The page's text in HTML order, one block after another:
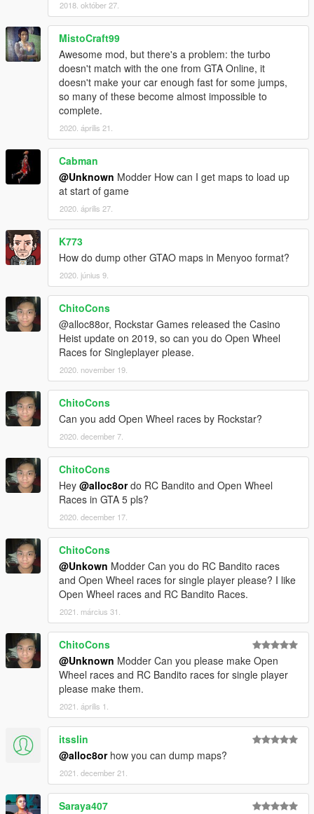
2018. október 27.
MistoCraft99
Awesome mod, but there's a problem: the turbo
doesn't match with the one from GTA Online, it
doesn't make your car enough fast for some jumps,
so many of these become almost impossible to
complete.
2020. április 21.
Cabman
@Unknown Modder How can I get maps to load up
at start of game
2020. április 27.
K773
How do dump other GTAO maps in Menyoo format?
2020. június 9.
ChitoCons
@alloc88or, Rockstar Games released the Casino
Heist update on 2019, so can you do Open Wheel
Races for Singleplayer please.
2020. november 19.
ChitoCons
Can you add Open Wheel races by Rockstar?
2020. december 7.
ChitoCons
Hey @alloc8ordo RC Bandito and Open Wheel
Races in GTA 5 pls?
2020. december 17.
ChitoCons
@Unkown Modder Can you do RC Bandito races
and Open Wheel races for single player please? I like
Open Wheel races and RC Bandito Races.
2021. március 31.
ChitoCons
@Unknown Modder Can you please make Open
Wheel races and RC Bandito races for single player
please make them.
2021. április 1.
itsslin
@alloc8orhow you can dump maps?
2021. december 21.
Saraya407